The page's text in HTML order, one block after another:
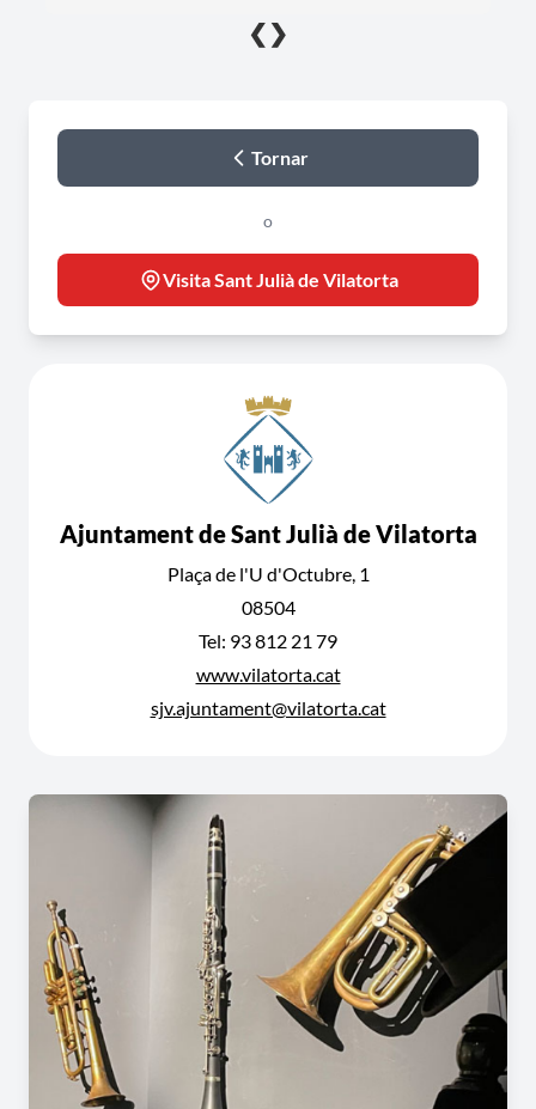
❮ ❯
Tornar
o
Visita Sant Julià de Vilatorta
Ajuntament de Sant Julià de Vilatorta
Plaça de l'U d'Octubre, 1
08504
Tel: 93 812 21 79
www.vilatorta.cat
sjv.ajuntament@vilatorta.cat